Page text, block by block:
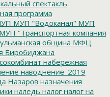
спектакль
программа
МУП "Водоканал" МУП
МУП "Транспортная компания
община МФЦ
Биробиджана
набережная
наводнение_2019
Назаров назначения
наледь налог налог на